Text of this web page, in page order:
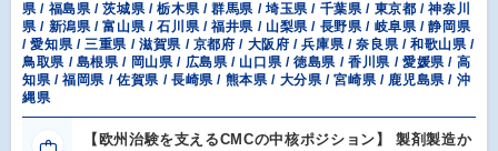
県 / 福島県 / 茨城県 / 栃木県 / 群馬県 / 埼玉県 / 千葉県 / 東京都 / 神奈川
県 / 新潟県 / 富山県 / 石川県 / 福井県 / 山梨県 / 長野県 / 岐阜県 / 静岡県
/ 愛知県 / 三重県 / 滋賀県 / 京都府 / 大阪府 / 兵庫県 / 奈良県 / 和歌山県 /
鳥取県 / 島根県 / 岡山県 / 広島県 / 山口県 / 徳島県 / 香川県 / 愛媛県 / 高
知県 / 福岡県 / 佐賀県 / 長崎県 / 熊本県 / 大分県 / 宮崎県 / 鹿児島県 / 沖
縄県
【欧州治験を支えるCMCの中核ポジション】 製剤製造か